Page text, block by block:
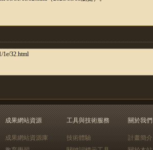
成果網站資源
成果網站資源庫
工具與技術服務
技術體驗
關於我們
計畫簡介